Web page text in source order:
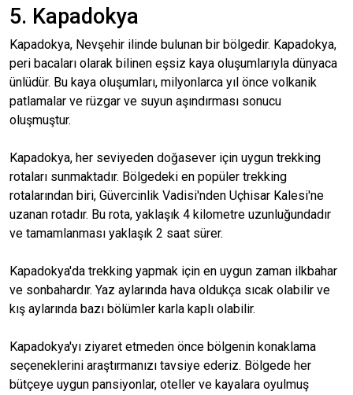
5. Kapadokya
Kapadokya, Nevşehir ilinde bulunan bir bölgedir. Kapadokya,
peri bacaları olarak bilinen eşsiz kaya oluşumlarıyla dünyaca
ünlüdür. Bu kaya oluşumları, milyonlarca yıl önce volkanik
patlamalar ve rüzgar ve suyun aşındırması sonucu
oluşmuştur.
Kapadokya, her seviyeden doğasever için uygun trekking
rotaları sunmaktadır. Bölgedeki en popüler trekking
rotalarından biri, Güvercinlik Vadisi'nden Uçhisar Kalesi'ne
uzanan rotadır. Bu rota, yaklaşık 4 kilometre uzunluğundadır
ve tamamlanması yaklaşık 2 saat sürer.
Kapadokya'da trekking yapmak için en uygun zaman ilkbahar
ve sonbahardır. Yaz aylarında hava oldukça sıcak olabilir ve
kış aylarında bazı bölümler karla kaplı olabilir.
Kapadokya'yı ziyaret etmeden önce bölgenin konaklama
seçeneklerini araştırmanızı tavsiye ederiz. Bölgede her
bütçeye uygun pansiyonlar, oteller ve kayalara oyulmuş